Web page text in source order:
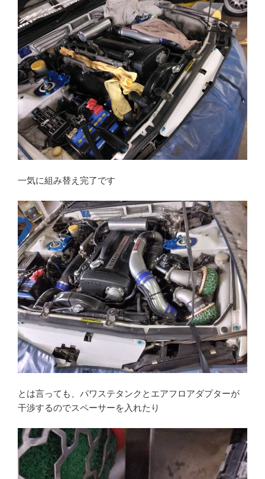
一気に組み替え完了です
とは言っても、パワステタンクとエアフロアダプターが
干渉するのでスペーサーを入れたり